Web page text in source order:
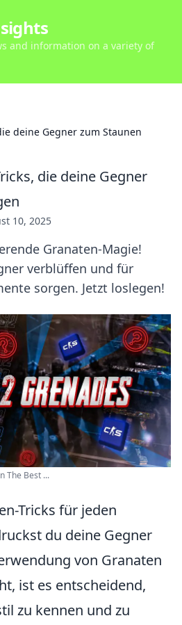
and information on a variety of
deine Gegner zum Staunen
die deine Gegner
10, 2025
Granaten-Magie!
verblüffen und für
sorgen. Jetzt loslegen!
The Best ...
Tricks für jeden
du deine Gegner
von Granaten
ist es entscheidend,
zu kennen und zu